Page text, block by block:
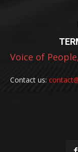
Voice of
Contact us: